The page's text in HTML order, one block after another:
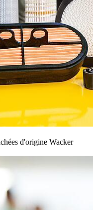
d'origine Wacker